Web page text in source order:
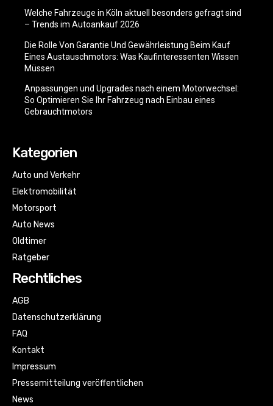
Welche Fahrzeuge in Köln aktuell besonders gefragt sind
– Trends im Autoankauf 2026
Die Rolle Von Garantie Und Gewährleistung Beim Kauf
Eines Austauschmotors: Was Kaufinteressenten Wissen
Müssen
Anpassungen und Upgrades nach einem Motorwechsel:
So Optimieren Sie Ihr Fahrzeug nach Einbau eines
Gebrauchtmotors
Kategorien
Auto und Verkehr
Elektromobilität
Motorsport
Auto News
Oldtimer
Ratgeber
Rechtliches
AGB
Datenschutzerklärung
FAQ
Kontakt
Impressum
Pressemitteilung veröffentlichen
News